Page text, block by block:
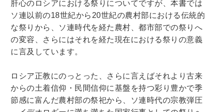
肝心のロシアにおける祭りについてですが、本書では
ソ連以前の18世紀から 20世紀の農村部における伝統的
な祭りから、ソ連時代を経た農村、都市部での祭りへ
の変容、さらにはそれを経た現在における祭りの意義
に言及しています。
ロシア正教にのっとった、さらに言えばそれより古来
からの土着信仰・民間信仰に基盤を持つ彩り豊かで季
節感に富んだ農村部の祭祀から、ソ連時代の宗教弾圧